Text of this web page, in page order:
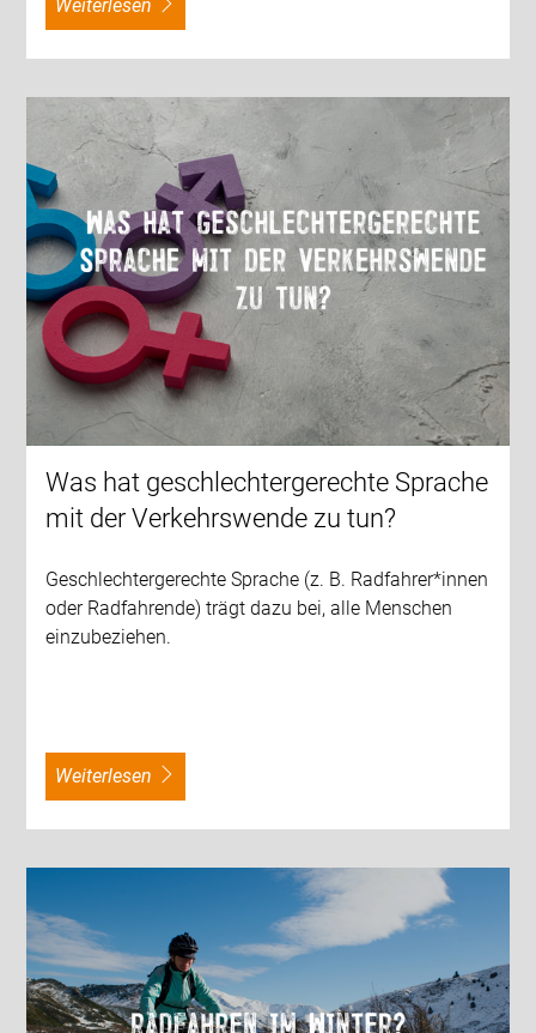
weiterlesen
Was hat geschlechtergerechte Sprache
mit der Verkehrswende zu tun?
Geschlechtergerechte Sprache (z. B. Radfahrer*innen
oder Radfahrende) trägt dazu bei, alle Menschen
einzubeziehen.
weiterlesen